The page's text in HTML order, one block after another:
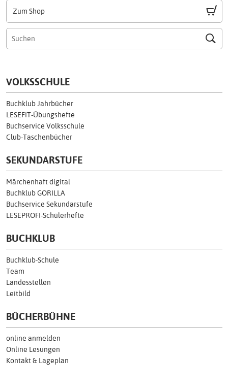
Zum Shop
VOLKSSCHULE
Buchklub Jahrbücher
LESEFIT-Übungshefte
Buchservice Volksschule
Club-Taschenbücher
SEKUNDARSTUFE
Märchenhaft digital
Buchklub GORILLA
Buchservice Sekundarstufe
LESEPROFI-Schülerhefte
BUCHKLUB
Buchklub-Schule
Team
Landesstellen
Leitbild
BÜCHERBÜHNE
online anmelden
Online Lesungen
Kontakt & Lageplan